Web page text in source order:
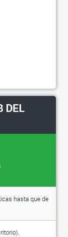
DEL
hasta que de